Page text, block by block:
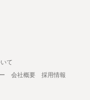
て
会社概要
採用情報